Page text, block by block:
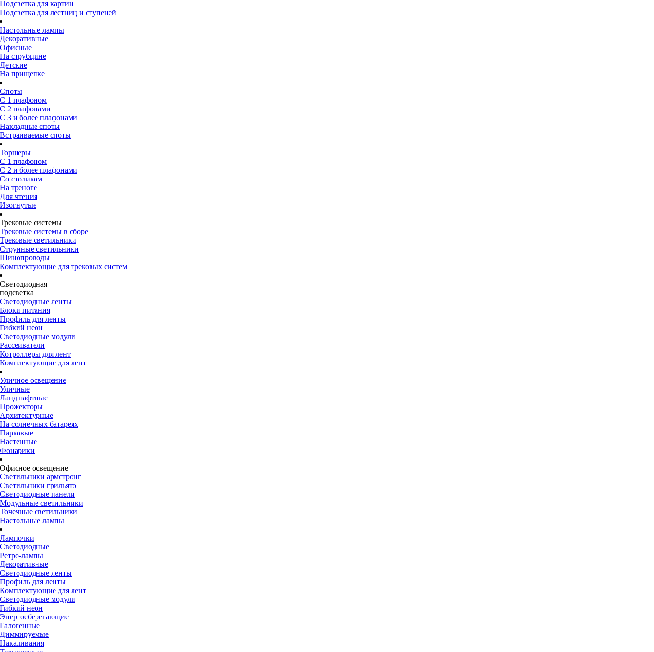
Подсветка для картин
Подсветка для лестниц и ступеней
Настольные лампы
Декоративные
Офисные
На струбцине
Детские
На прищепке
Споты
С 1 плафоном
С 2 плафонами
С 3 и более плафонами
Накладные споты
Встраиваемые споты
Торшеры
С 1 плафоном
С 2 и более плафонами
Со столиком
На треноге
Для чтения
Изогнутые
Трековые системы
Трековые системы в сборе
Трековые светильники
Струнные светильники
Шинопроводы
Комплектующие для трековых систем
Светодиодная
подсветка
Светодиодные ленты
Блоки питания
Профиль для ленты
Гибкий неон
Светодиодные модули
Рассеиватели
Котроллеры для лент
Комплектующие для лент
Уличное освещение
Уличные
Ландшафтные
Прожекторы
Архитектурные
На солнечных батареях
Парковые
Настенные
Фонарики
Офисное освещение
Светильники армстронг
Светильники грильято
Светодиодные панели
Модульные светильники
Точечные светильники
Настольные лампы
Лампочки
Светодиодные
Ретро-лампы
Декоративные
Светодиодные ленты
Профиль для ленты
Комплектующие для лент
Светодиодные модули
Гибкий неон
Энергосберегающие
Галогенные
Диммируемые
Накаливания